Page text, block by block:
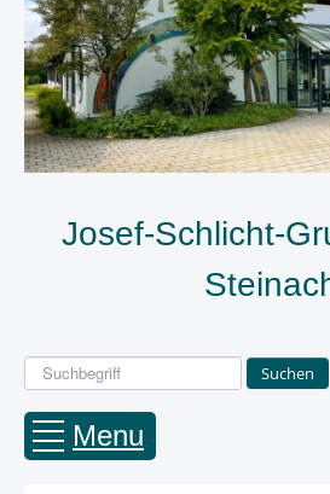
Josef-Schlicht-
Suchen
...
Suchen
Menu